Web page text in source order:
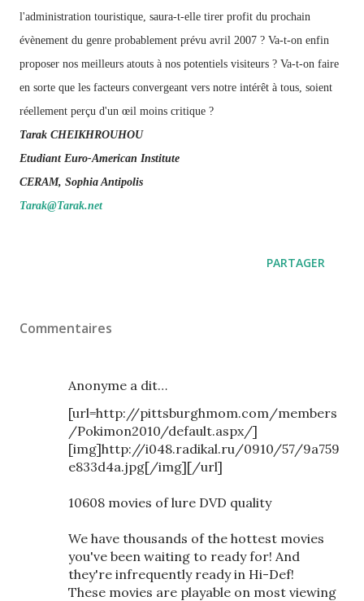
l'administration touristique, saura-t-elle tirer profit du prochain
évènement du genre probablement prévu avril 2007 ? Va-t-on enfin
proposer nos meilleurs atouts à nos potentiels visiteurs ? Va-t-on faire
en sorte que les facteurs convergeant vers notre intérêt à tous, soient
réellement perçu d'un œil moins critique ?
Tarak CHEIKHROUHOU
Etudiant Euro-American Institute
CERAM, Sophia Antipolis
Tarak@Tarak.net
PARTAGER
Commentaires
Anonyme a dit…
[url=http://pittsburghmom.com/members
/Pokimon2010/default.aspx/]
[img]http://i048.radikal.ru/0910/57/9a759
e833d4a.jpg[/img][/url]
10608 movies of lure DVD quality
We have thousands of the hottest movies
you've been waiting to ready for! And
they're infrequently ready in Hi-Def!
These movies are playable on most viewing